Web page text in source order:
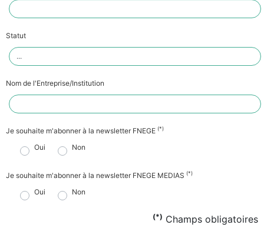
Statut
Nom de l'Entreprise/Institution
Je souhaite m'abonner à la newsletter FNEGE (*)
Oui Non
Je souhaite m'abonner à la newsletter FNEGE MEDIAS (*)
Oui Non
(*) Champs obligatoires